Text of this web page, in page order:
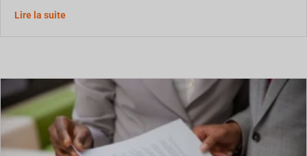
Lire la suiteGestion des déblais de tunnel : leçons